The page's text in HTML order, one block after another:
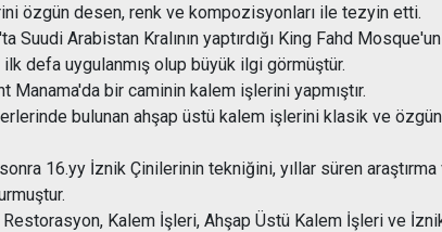
özgün desen, renk ve kompozisyonları ile tezyin etti.
Suudi Arabistan Kralının yaptırdığı King Fahd
ilk defa uygulanmış olup büyük ilgi görmüştür.
Manama'da bir caminin kalem işlerini yapmıştır.
bulunan ahşap üstü kalem işlerini klasik ve
16.yy İznik Çinilerinin tekniğini, yıllar süren
Restorasyon, Kalem İşleri, Ahşap Üstü Kalem İşleri ve